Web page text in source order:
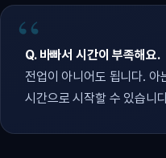
Q. 바빠서 시간이 부족해요.
전업이 아니어도 됩니다. 아
시간으로 시작할 수 있습니